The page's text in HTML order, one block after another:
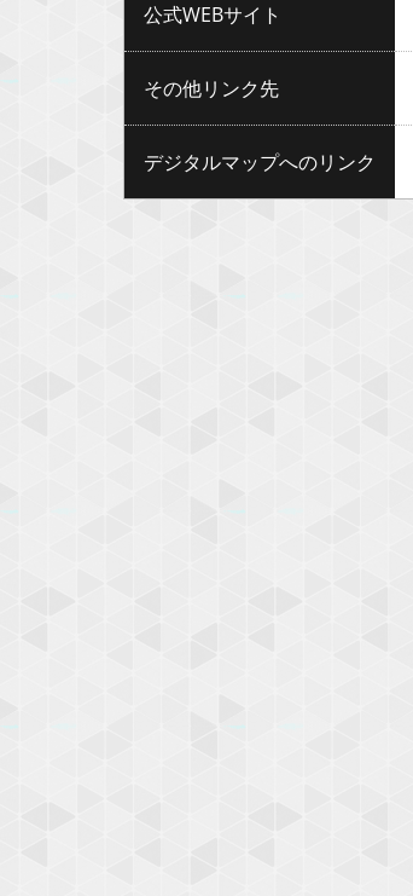
公式WEBサイト
その他リンク先
デジタルマップへのリンク